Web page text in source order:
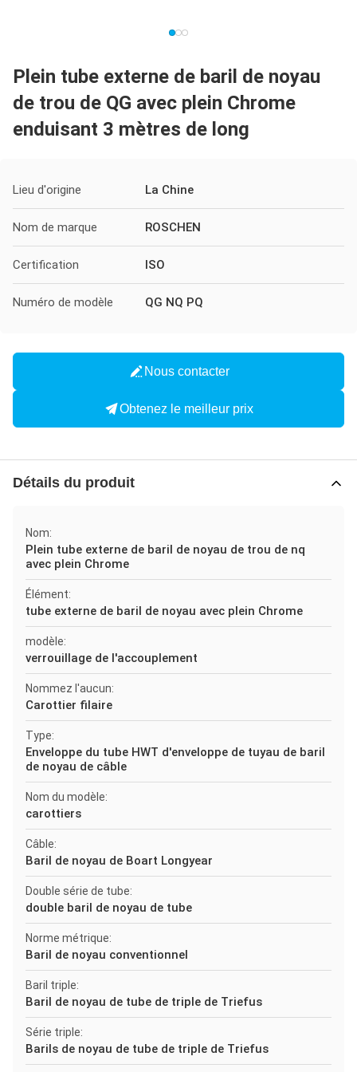
Plein tube externe de baril de noyau
de trou de QG avec plein Chrome
enduisant 3 mètres de long
Lieu d'origine La Chine
Nom de marque ROSCHEN
Certification ISO
Numéro de modèle QG NQ PQ
Nous contacter
Obtenez le meilleur prix
Détails du produit
Nom:
Plein tube externe de baril de noyau de trou de nq
avec plein Chrome
Élément:
tube externe de baril de noyau avec plein Chrome
modèle:
verrouillage de l'accouplement
Nommez l'aucun:
Carottier filaire
Type:
Enveloppe du tube HWT d'enveloppe de tuyau de baril
de noyau de câble
Nom du modèle:
carottiers
Câble:
Baril de noyau de Boart Longyear
Double série de tube:
double baril de noyau de tube
Norme métrique:
Baril de noyau conventionnel
Baril triple:
Baril de noyau de tube de triple de Triefus
Série triple:
Barils de noyau de tube de triple de Triefus